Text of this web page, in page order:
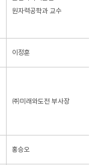
원자력공학과 교수
이정훈
㈜미래와도전 부사장
홍승오